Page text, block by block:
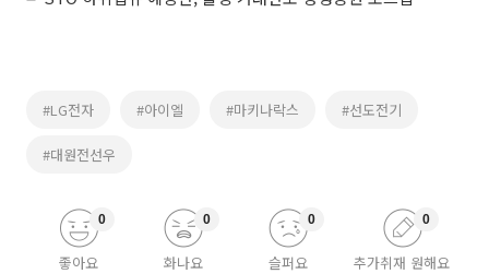
#LG전자 #아이엘 #마키나락스 #선도전기
#대원전선우
좋아요
0
화나요
0
슬퍼요
0
추가취재 원해요
0